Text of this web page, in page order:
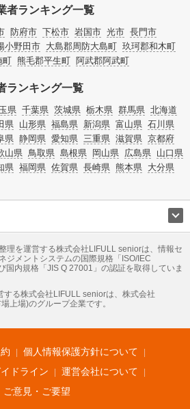
つい後回しになってしまいますが、不用品だと
付いていることもあります。
法やご実家の片付けノウハウもお届けしていま
さい。
者ランキング一覧
防府市 下松市 岩国市 光市 長門市
小野田市 大島郡周防大島町 玖珂郡和木町
町 熊毛郡平生町 阿武郡阿武町
ランキング一覧
県 千葉県 茨城県 栃木県 群馬県 北海道
県 山形県 福島県 新潟県 富山県 石川県
県 静岡県 愛知県 三重県 滋賀県 京都府
山県 鳥取県 島根県 岡山県 広島県 山口県
県 福岡県 佐賀県 長崎県 熊本県 大分県
ホーム 地方創生 ママの就労支援
ング 遺品整理 老後の暮らし情報
売却査定 不動産投資 アドバイザー
ンク 家賃相場 不動産会社
まちむすび
立ち情報
LIFULL HOME'S PRESS
ータ 不動産転職
理を運営する株式会社LIFULL seniorは、情報セ
ジメントシステムの国際規格「ISO/IEC
国内規格「JIS Q 27001」の認証を取得していま
する株式会社LIFULL seniorは、株式会社
上場)のグループ企業です。
個人情報保護方針について
ドライン
運営会社について
ご意見・ご要望